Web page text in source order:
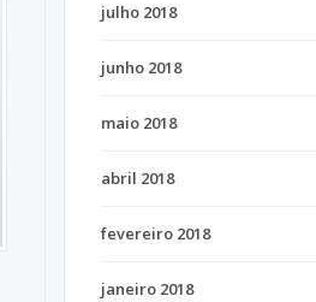
julho 2018
junho 2018
maio 2018
abril 2018
fevereiro 2018
janeiro 2018